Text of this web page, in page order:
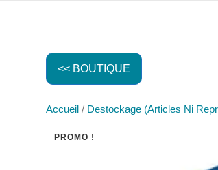
<< BOUTIQUE
Accueil / Destockage (Articles Ni
PROMO !